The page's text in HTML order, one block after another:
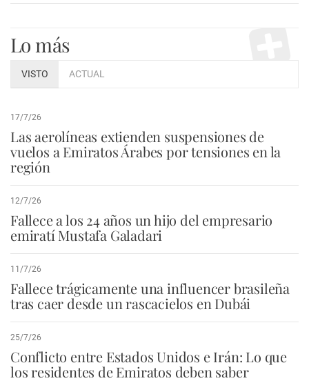
Lo más
VISTO ACTUAL
17/7/26
Las aerolíneas extienden suspensiones de
vuelos a Emiratos Árabes por tensiones en la
región
12/7/26
Fallece a los 24 años un hijo del empresario
emiratí Mustafa Galadari
11/7/26
Fallece trágicamente una influencer brasileña
tras caer desde un rascacielos en Dubái
25/7/26
Conflicto entre Estados Unidos e Irán: Lo que
los residentes de Emiratos deben saber